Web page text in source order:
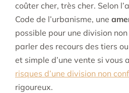
coûter cher, très cher. Selon
Code de l’urbanisme, une
possible pour une division
parler des recours des tiers
et simple d’une vente si vous
risques d’une division non
rigoureux.